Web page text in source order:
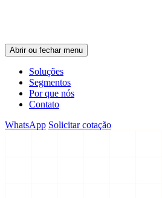
Abrir ou fechar menu
Soluções
Segmentos
Por que nós
Contato
WhatsApp Solicitar cotação